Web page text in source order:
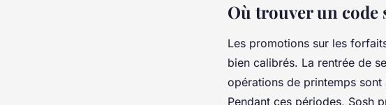
Où trouver un code
Les promotions sur les
bien calibrés. La rentrée de
opérations de printemps
Pendant ces périodes, Sosh